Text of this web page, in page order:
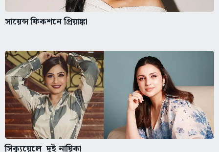
সায়েন্স ফিকশনে প্রিয়াঙ্কা
সিক্যুয়েলে দুই নায়িকা